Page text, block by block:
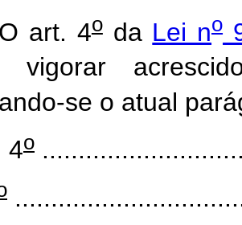
art. 4oda Lei no
vigorar
se o atual
4o